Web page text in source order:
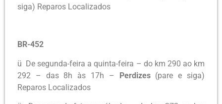
siga) Reparos Localizados
BR-452
ü De segunda-feira a quinta-feira – do km 290 ao km
292 – das 8h às 17h – Perdizes(pare e siga)
Reparos Localizados